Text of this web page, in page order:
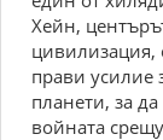
Хейн,
цивилизация,
прави усилие
планети, за
войната